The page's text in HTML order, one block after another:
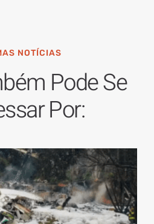
NOTÍCIAS
Pode Se
Por: